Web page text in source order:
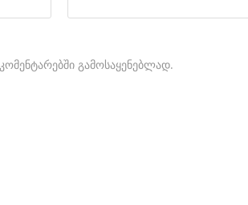
გამოსაყენებლად.